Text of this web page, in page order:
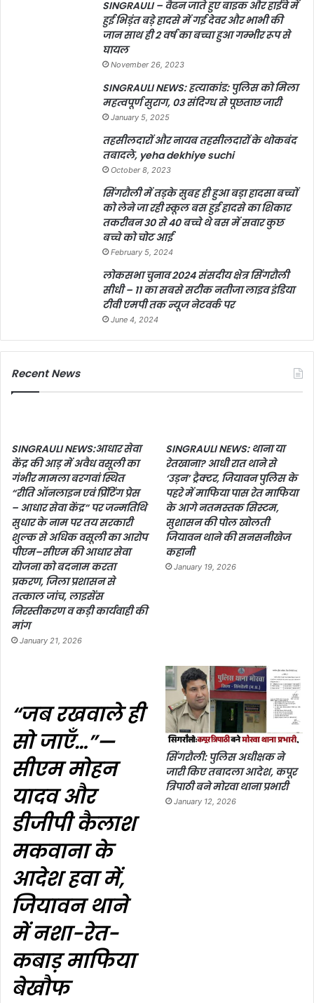
SINGRAULI – वैढन जाते हुए बाइक और हाईवे में
हुई भिड़ंत बड़े हादसे में गई देवर और भाभी की
जान साथ ही 2 वर्ष का बच्चा हुआ गम्भीर रूप से
घायल
November 26, 2023
SINGRAULI NEWS: हत्याकांड: पुलिस को मिला
महत्वपूर्ण सुराग, 03 संदिग्ध से पूछताछ जारी
January 5, 2025
तहसीलदारों और नायब तहसीलदारों के थोकबंद
तबादले, yeha dekhiye suchi
October 8, 2023
सिंगरौली में तड़के सुबह ही हुआ बड़ा हादसा बच्चों
को लेने जा रही स्कूल बस हुई हादसे का शिकार
तकरीबन 30 से 40 बच्चे थे बस में सवार कुछ
बच्चे को चोट आई
February 5, 2024
लोकसभा चुनाव 2024 संसदीय क्षेत्र सिंगरौली
सीधी – 11 का सबसे सटीक नतीजा लाइव इंडिया
टीवी एमपी तक न्यूज नेटवर्क पर
June 4, 2024
Recent News
SINGRAULI NEWS:आधार सेवा
केंद्र की आड़ में अवैध वसूली का
गंभीर मामला बरगवां स्थित
“रीति ऑनलाइन एवं प्रिंटिंग प्रेस
– आधार सेवा केंद्र” पर जन्मतिथि
सुधार के नाम पर तय सरकारी
शुल्क से अधिक वसूली का आरोप
पीएम–सीएम की आधार सेवा
योजना को बदनाम करता
प्रकरण, जिला प्रशासन से
तत्काल जांच, लाइसेंस
निरस्तीकरण व कड़ी कार्यवाही की
मांग
January 21, 2026
SINGRAULI NEWS: थाना या
रेतखाना? आधी रात थाने से
‘उड़न’ ट्रैक्टर, जियावन पुलिस के
पहरे में माफिया पास रेत माफिया
के आगे नतमस्तक सिस्टम,
सुशासन की पोल खोलती
जियावन थाने की सनसनीखेज
कहानी
January 19, 2026
“जब रखवाले ही
सो जाएँ…”—
सीएम मोहन
यादव और
डीजीपी कैलाश
मकवाना के
आदेश हवा में,
जियावन थाने
में नशा-रेत-
कबाड़ माफिया
बेखौफ
सिंगरौली: पुलिस अधीक्षक ने
जारी किए तबादला आदेश, कपूर
त्रिपाठी बने मोरवा थाना प्रभारी
January 12, 2026